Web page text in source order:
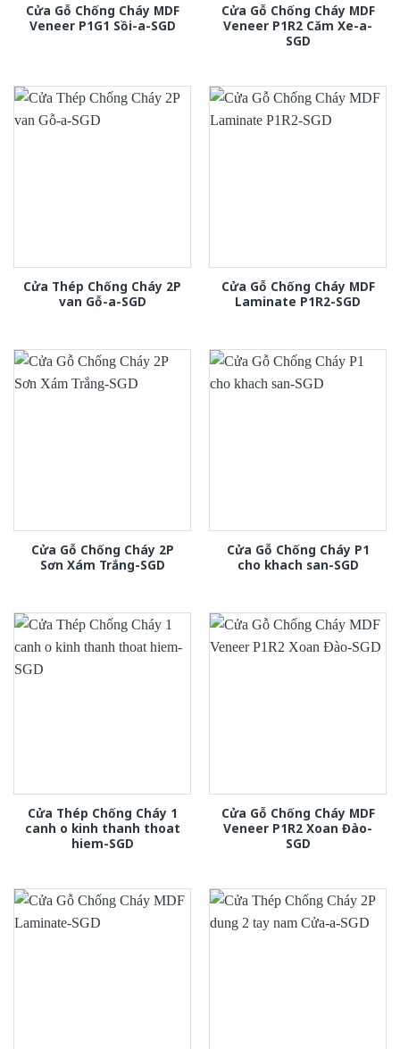
Cửa Gỗ Chống Cháy MDF
Veneer P1G1 Sồi-a-SGD
Cửa Gỗ Chống Cháy MDF
Veneer P1R2 Căm Xe-a-
SGD
Cửa Thép Chống Cháy 2P
van Gỗ-a-SGD
Cửa Gỗ Chống Cháy MDF
Laminate P1R2-SGD
Cửa Gỗ Chống Cháy 2P
Sơn Xám Trắng-SGD
Cửa Gỗ Chống Cháy P1
cho khach san-SGD
Cửa Thép Chống Cháy 1
canh o kinh thanh thoat
hiem-SGD
Cửa Gỗ Chống Cháy MDF
Veneer P1R2 Xoan Đào-
SGD